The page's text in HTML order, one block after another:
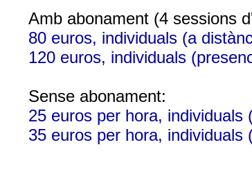
Amb abonament (4 sessions
80 euros, individuals (a
120 euros, individuals
Sense abonament:
25 euros per hora, individuals
35 euros per hora, individuals